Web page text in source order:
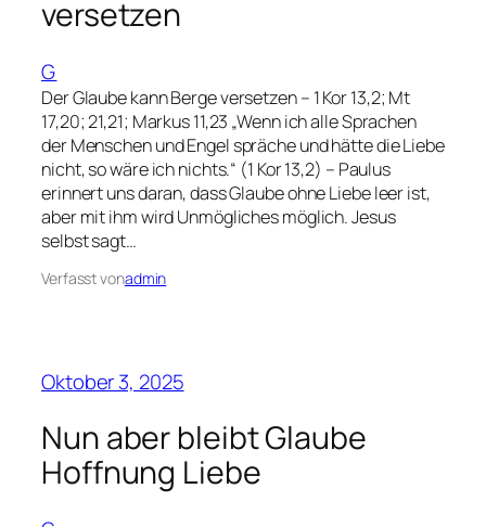
versetzen
G
Der Glaube kann Berge versetzen – 1 Kor 13,2; Mt
17,20; 21,21; Markus 11,23 „Wenn ich alle Sprachen
der Menschen und Engel spräche und hätte die Liebe
nicht, so wäre ich nichts.“ (1 Kor 13,2) – Paulus
erinnert uns daran, dass Glaube ohne Liebe leer ist,
aber mit ihm wird Unmögliches möglich. Jesus
selbst sagt…
Verfasst vonadmin
Oktober 3, 2025
Nun aber bleibt Glaube
Hoffnung Liebe